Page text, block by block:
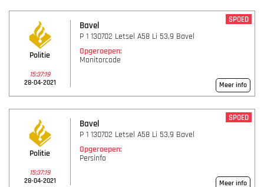
Politie
15:37:19
28-04-2021
Bavel
SPOED
P 1 130702 Letsel A58 Li 53,9 Bavel
Opgeroepen:
Monitorcode
Meer info
Politie
15:37:19
28-04-2021
Bavel
SPOED
P 1 130702 Letsel A58 Li 53,9 Bavel
Opgeroepen:
Persinfo
Meer info